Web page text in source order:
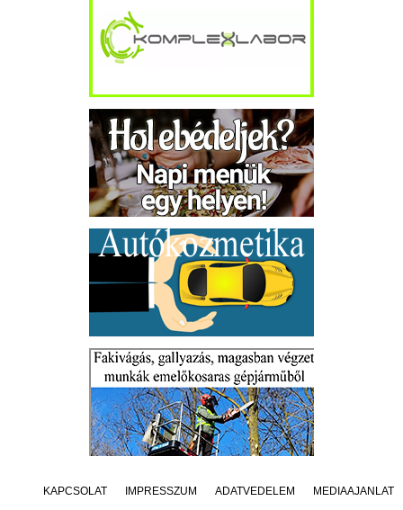
KAPCSOLAT IMPRESSZUM ADATVÉDELEM MÉDIAAJÁNLAT